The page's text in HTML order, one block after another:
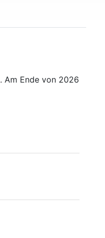
. Am Ende von 2026